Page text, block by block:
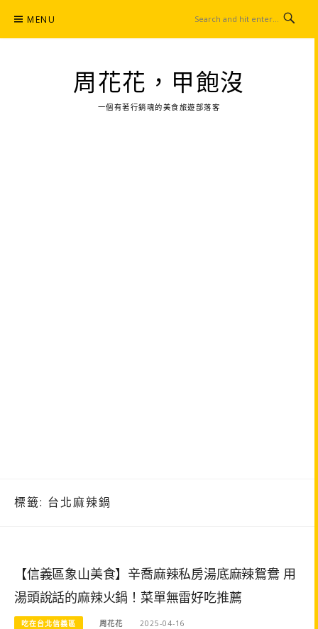
content
MENU
周花花，甲飽沒
一個有著行銷魂的美食旅遊部落客
標籤: 台北麻辣鍋
【信義區象山美食】辛喬麻辣私房湯底麻辣鴛鴦 用
湯頭說話的麻辣火鍋！菜單無雷好吃推薦
吃在台北信義區 周花花 2025-04-16